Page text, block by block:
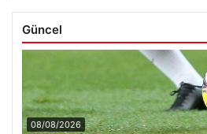
Güncel
08/08/2026